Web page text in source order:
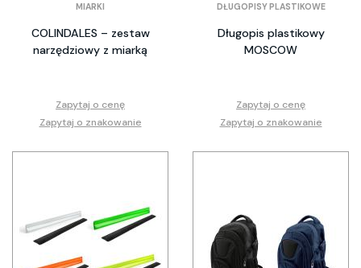
MIARKI
COLINDALES – zestaw
narzędziowy z miarką
Zapytaj o cenę
Zapytaj o znakowanie
DŁUGOPISY PLASTIKOWE
Długopis plastikowy
MOSCOW
Zapytaj o cenę
Zapytaj o znakowanie